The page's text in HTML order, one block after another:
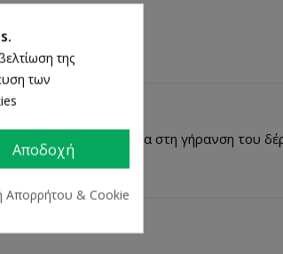
την εμφάνιση ενάντια στη γήρανση του
της
των
Αποδοχή
Απορρήτου & Cookie